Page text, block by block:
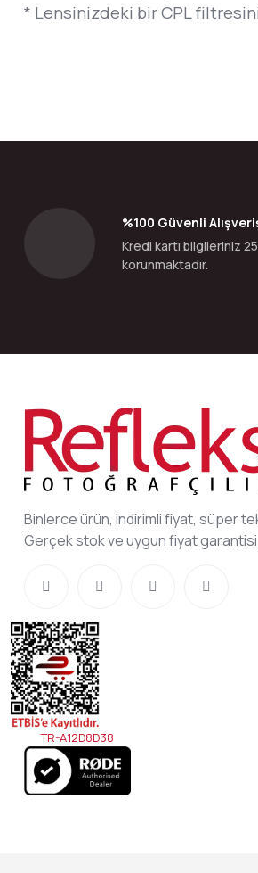
* Lensinizdeki bir CPL
Ürün fiyatı diğer sitelerden daha pahalı.
Bu ürüne benzer farklı alternatifler olmalı.
%100 Güvenli
Kredi kartı bilgileriniz
korunmaktadır.
Binlerce ürün, indirimli fiyat, süper
Gerçek stok ve uygun fiyat
TR-A12D8D38